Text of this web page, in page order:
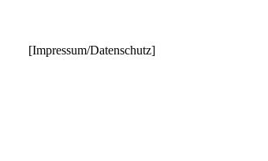
[Impressum/Datenschutz]